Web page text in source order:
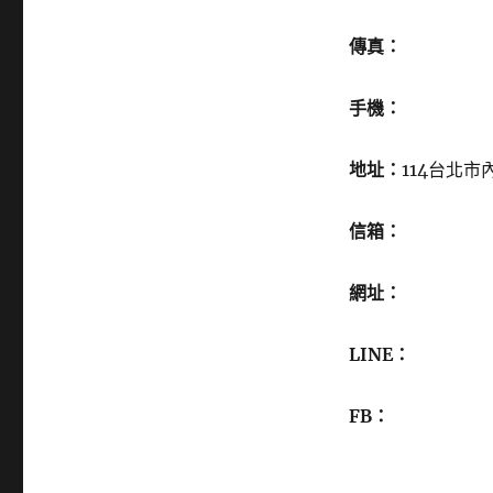
傳真：
手機：
地址： 114台北市
信箱：
網址：
LINE：
FB：